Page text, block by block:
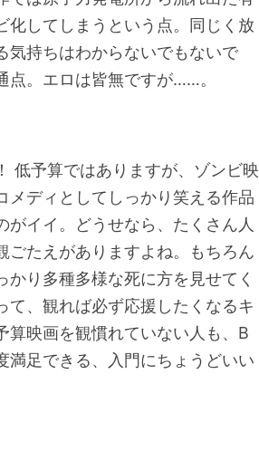
化してしまうという点。同じく放
気持ちはわからないでもないで
点。エロは皆無ですが……。
低予算ではありますが、ゾンビ映
メディとしてしっかり笑える作品
イイ。どうせなら、たくさん人
ごたえがありますよね。もちろん
り多種多様な死に方を見せてく
て、観れば必ず応援したくなるキ
算映画を観慣れていない人も、B
満足できる、入門にちょうどいい